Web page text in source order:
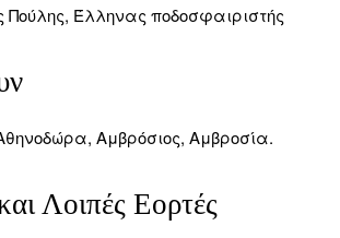
Πούλης, Έλληνας ποδοσφαιριστής
Αμβρόσιος, Αμβροσία.
Λοιπές Εορτές